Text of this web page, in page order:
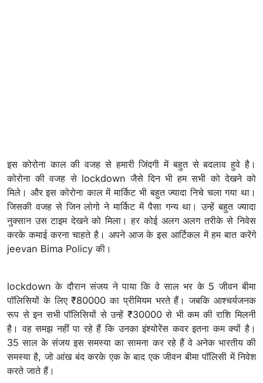
इस कोरोना काल की वजह से हमारी जिंदगी में बहुत से बदलाव हुवे है।
कोरोना की वजह से lockdown जैसे दिन भी हम सभी को देखने को
मिले। और इस कोरोना काल में मार्किट भी बहुत ज्यादा निचे चला गया था।
जिसकी वजह से जिन लोगो ने मार्किट में पैसा गन्य था। उन्हें बहुत ज्यादा
नुक्सान उस टाइम देखने को मिला। हर कोई अलग अलग तरीके से निवेस
करके कमाई करना चाहते है। अपने आज के इस आर्टिकल में हम बात करेंगे
jeevan Bima Policy की।
lockdown के दौरान संजय ने पाया कि वे साल भर के 5 जीवन बीमा
पॉलिसियों के लिए ₹80000 का प्रीमियम भरते हैं। जबकि आश्चर्यजनक
रूप से इन सभी पॉलिसियों से उन्हें ₹30000 से भी कम की राशि मिलनी
है। वह समझ नहीं पा रहे हैं कि उनका इंश्योरेंस कवर इतना कम क्यों है।
35 साल के संजय इस समस्या का सामना कर रहे हैं वे अनेक भारतीय की
समस्या है, जो आंख बंद करके एक के बाद एक जीवन बीमा पॉलिसी में निवेश
करते जाते हैं।